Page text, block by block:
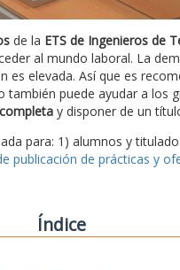
de la ETS de Ingenieros de
al mundo laboral. La
es elevada. Así que es
puede ayudar a los
y disponer de un
para: 1) alumnos y
publicación de prácticas y
Índice